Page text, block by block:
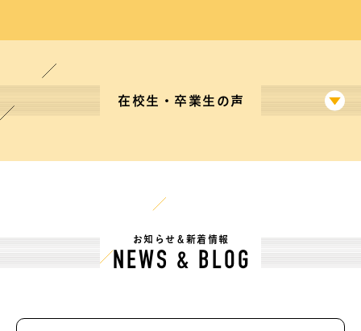
在校生・卒業生の声
お知らせ＆新着情報
NEWS & BLOG